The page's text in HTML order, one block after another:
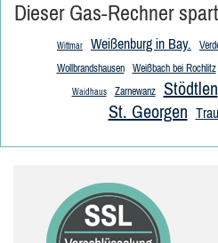
Dieser Gas-Rechner
Wittmar Weißenburg in Bay.
Wollbrandshausen Weißbach bei Rochlitz
Waidhaus Zarnewanz Stödtlen
St. Georgen